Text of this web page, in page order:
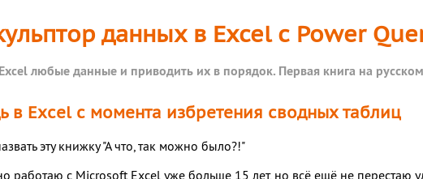
данных в Excel с Power
любые данные и приводить их в порядок. Первая книга на
в Excel с момента избретения сводных таблиц
эту книжку "А что, так можно было?!"
работаю с Microsoft Excel уже больше 15 лет, но всё ещё не перестаю